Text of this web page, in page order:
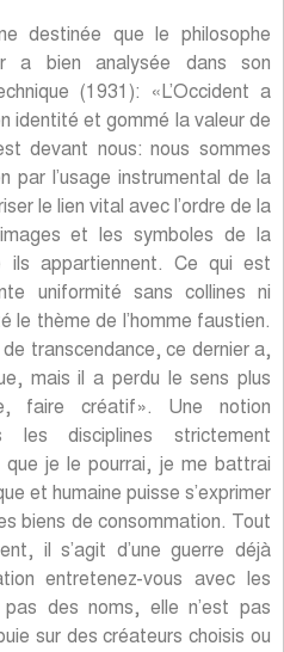
destinée que le philosophe
a bien analysée dans son
(1931): «L’Occident a
identité et gommé la valeur de
devant nous: nous sommes
par l’usage instrumental de la
le lien vital avec l’ordre de la
et les symboles de la
ils appartiennent. Ce qui est
uniformité sans collines ni
le thème de l’homme faustien.
transcendance, ce dernier a,
mais il a perdu le sens plus
faire créatif». Une notion
les disciplines strictement
je le pourrai, je me battrai
et humaine puisse s’exprimer
biens de consommation. Tout
il s’agit d’une guerre déjà
entretenez-vous avec les
pas des noms, elle n’est pas
sur des créateurs choisis ou